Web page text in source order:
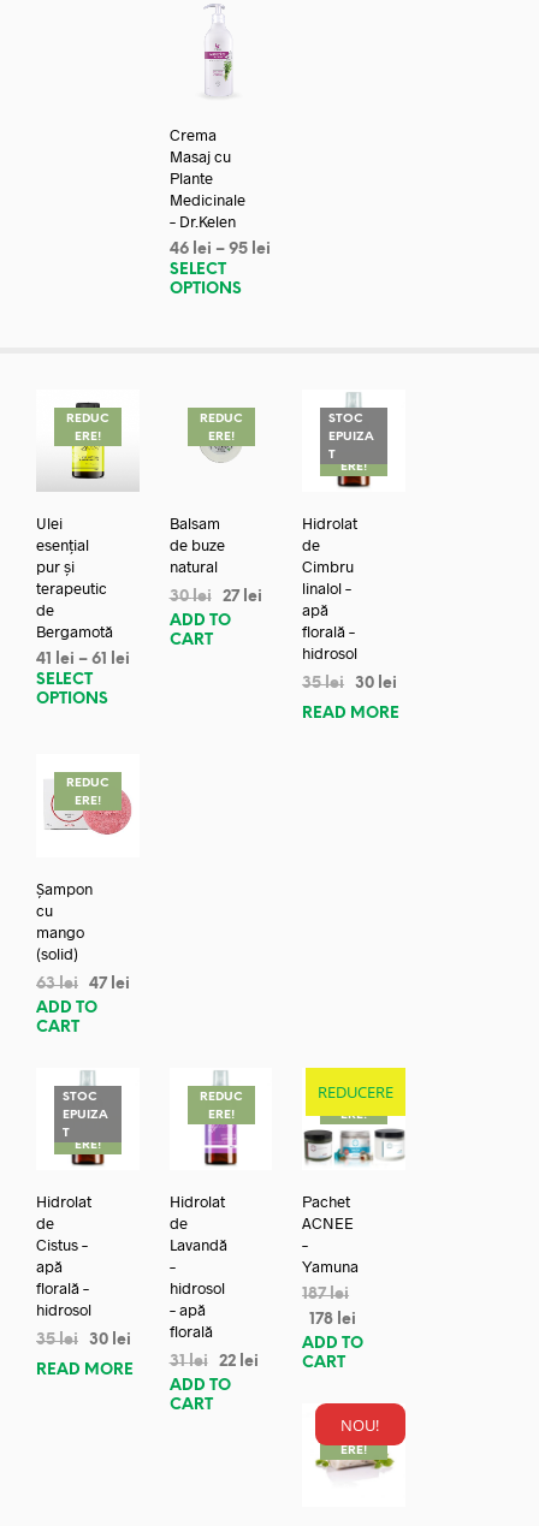
Crema
Masaj cu
Plante
Medicinale
– Dr.Kelen
46 lei – 95 lei
SELECT
OPTIONS
REDUC
ERE!
Ulei
esențial
pur și
terapeutic
de
Bergamotă
41 lei – 61
lei
SELECT
OPTIONS
REDUC
ERE!
Balsam
de buze
natural
30lei 27 lei
ADD TO
CART
STOC
EPUIZA
TREDUC
ERE!
Hidrolat
de
Cimbru
linalol –
apă
florală –
hidrosol
35lei 30 lei
READ MORE
REDUC
ERE!
Șampon
cu
mango
(solid)
63lei 47 lei
ADD TO
CART
STOC
EPUIZA
TREDUC
ERE!
Hidrolat
de
Cistus –
apă
florală –
hidrosol
35lei 30 lei
READ MORE
REDUC
ERE!
Hidrolat
de
Lavandă
–
hidrosol
– apă
florală
31lei 22 lei
ADD TO
CART
REDUCERE
REDUC
ERE!
Pachet
ACNEE
–
Yamuna
187lei
178 lei
ADD TO
CART
NOU!
REDUC
ERE!